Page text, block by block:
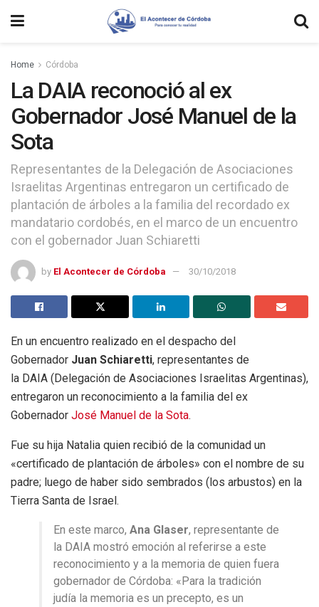
Home Córdoba
La DAIA reconoció al ex
Gobernador José Manuel de la
Sota
Representantes de la Delegación de Asociaciones
Israelitas Argentinas entregaron un certificado de
plantación de árboles a la familia del recordado ex
mandatario cordobés, en el marco de un encuentro
con el gobernador Juan Schiaretti
by El Acontecer de Córdoba 30/10/2018
En un encuentro realizado en el despacho del
Gobernador Juan Schiaretti, representantes de
la DAIA (Delegación de Asociaciones Israelitas Argentinas),
entregaron un reconocimiento a la familia del ex
Gobernador José Manuel de la Sota.
Fue su hija Natalia quien recibió de la comunidad un
«certificado de plantación de árboles» con el nombre de su
padre; luego de haber sido sembrados (los arbustos) en la
Tierra Santa de Israel.
En este marco, Ana Glaser, representante de
la DAIA mostró emoción al referirse a este
reconocimiento y a la memoria de quien fuera
gobernador de Córdoba: «Para la tradición
judía la memoria es un precepto, es un